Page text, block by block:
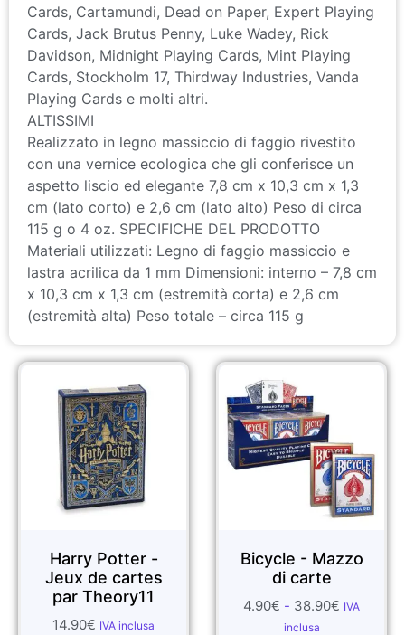
Cards, Cartamundi, Dead on Paper, Expert Playing
Cards, Jack Brutus Penny, Luke Wadey, Rick
Davidson, Midnight Playing Cards, Mint Playing
Cards, Stockholm 17, Thirdway Industries, Vanda
Playing Cards e molti altri.
ALTISSIMI
Realizzato in legno massiccio di faggio rivestito
con una vernice ecologica che gli conferisce un
aspetto liscio ed elegante 7,8 cm x 10,3 cm x 1,3
cm (lato corto) e 2,6 cm (lato alto) Peso di circa
115 g o 4 oz. SPECIFICHE DEL PRODOTTO
Materiali utilizzati: Legno di faggio massiccio e
lastra acrilica da 1 mm Dimensioni: interno – 7,8 cm
x 10,3 cm x 1,3 cm (estremità corta) e 2,6 cm
(estremità alta) Peso totale – circa 115 g
Harry Potter -
Jeux de cartes
par Theory11
14.90€ IVA inclusa
Bicycle - Mazzo
di carte
4.90€ - 38.90€ IVA
inclusa